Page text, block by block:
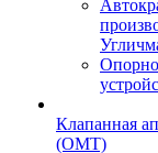
Клапанная
(OMT)